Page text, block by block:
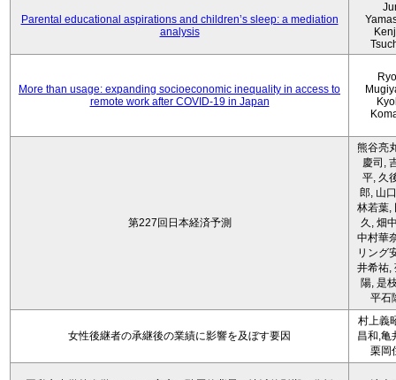
Parental educational aspirations and children’s sleep: a mediation
analysis
More than usage: expanding socioeconomic inequality in access to
remote work after COVID-19 in Japan
第227回日本経済予測
熊谷亮
慶司,
平, 久
郎, 山
林若葉,
久, 畑
中村華
リング
井希祐,
陽, 是
平石
女性後継者の承継後の業績に影響を及ぼす要因
村上義
昌和,亀
栗岡